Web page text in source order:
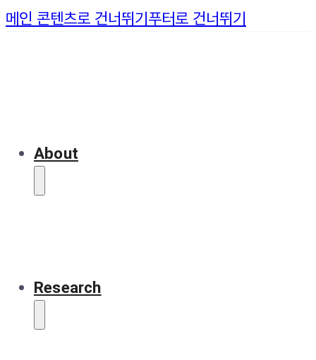
메인 콘텐츠로 건너뛰기푸터로 건너뛰기
About
Research